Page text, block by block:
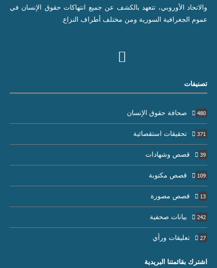
والاتحاد الأوروبي، تتعهد بالكشف عن جميع انتهاكات حقوق الإنسان في
عموم الجغرافية السورية ومن مختلف أطراف النزاع.
تصنيفات
صحافة حقوق الإنسان 480
تحقيقات استقصائية 371
قصص وشهادات 39
قصص مكتوبة 109
قصص مصورة 13
بيانات صحفية 242
تعليقات ورأي 27
اشترك بقائمتنا البريدية